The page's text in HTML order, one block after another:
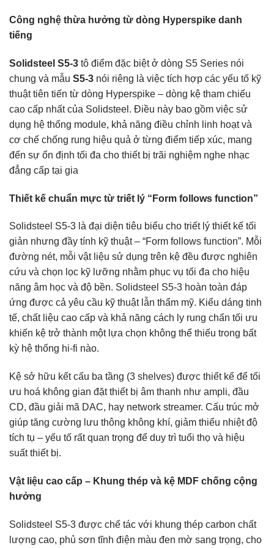
Công nghệ thừa hưởng từ dòng Hyperspike danh
tiếng
Solidsteel S5-3 tô điểm đặc biệt ở dòng S5 Series nói
chung và mẫu S5-3 nói riêng là việc tích hợp các yếu tố kỹ
thuật tiên tiến từ dòng Hyperspike – dòng kệ tham chiếu
cao cấp nhất của Solidsteel. Điều này bao gồm việc sử
dụng hệ thống module, khả năng điều chỉnh linh hoạt và
cơ chế chống rung hiệu quả ở từng điểm tiếp xúc, mang
đến sự ổn định tối đa cho thiết bị trãi nghiệm nghe nhạc
đẳng cấp tại gia
Thiết kế chuẩn mực từ triết lý “Form follows function”
Solidsteel S5-3 là đại diện tiêu biểu cho triết lý thiết kế tối
giản nhưng đầy tính kỹ thuật – “Form follows function”. Mỗi
đường nét, mỗi vật liệu sử dụng trên kệ đều được nghiên
cứu và chọn lọc kỹ lưỡng nhằm phục vụ tối đa cho hiệu
năng âm học và độ bền. Solidsteel S5-3 hoàn toàn đáp
ứng được cả yêu cầu kỹ thuật lẫn thẩm mỹ. Kiểu dáng tinh
tế, chất liệu cao cấp và khả năng cách ly rung chấn tối ưu
khiến kệ trở thành một lựa chọn không thể thiếu trong bất
kỳ hệ thống hi-fi nào.
Kệ sở hữu kết cấu ba tầng (3 shelves) được thiết kế để tối
ưu hoá không gian đặt thiết bị âm thanh như ampli, đầu
CD, đầu giải mã DAC, hay network streamer. Cấu trúc mở
giúp tăng cường lưu thông không khí, giảm thiểu nhiệt độ
tích tụ – yếu tố rất quan trọng để duy trì tuổi thọ và hiệu
suất thiết bị.
Vật liệu cao cấp – Khung thép và kệ MDF chống cộng
hưởng
Solidsteel S5-3 được chế tác với khung thép carbon chất
lượng cao, phủ sơn tĩnh điện màu đen mờ sang trọng, cho